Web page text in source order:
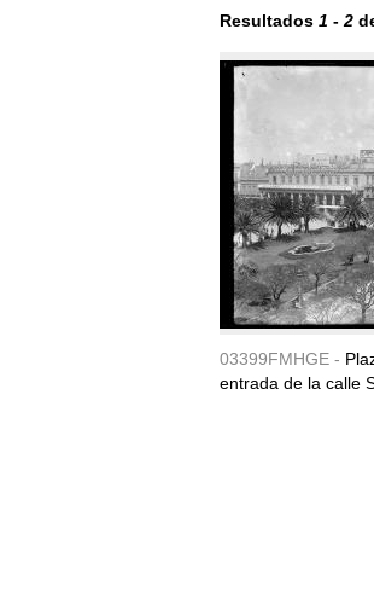
Resultados 1 - 2
03399FMHGE -
entrada de la calle